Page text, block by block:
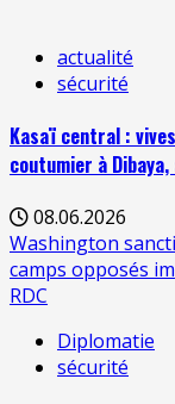
actualité
sécurité
Kasaï central :
coutumier à
08.06.2026
Washington
camps opposés
RDC
Diplomatie
sécurité